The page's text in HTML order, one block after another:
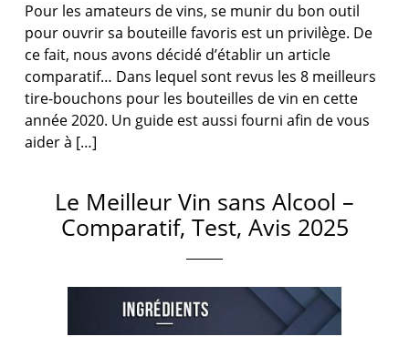
Pour les amateurs de vins, se munir du bon outil
pour ouvrir sa bouteille favoris est un privilège. De
ce fait, nous avons décidé d’établir un article
comparatif… Dans lequel sont revus les 8 meilleurs
tire-bouchons pour les bouteilles de vin en cette
année 2020. Un guide est aussi fourni afin de vous
aider à […]
Le Meilleur Vin sans Alcool –
Comparatif, Test, Avis 2025